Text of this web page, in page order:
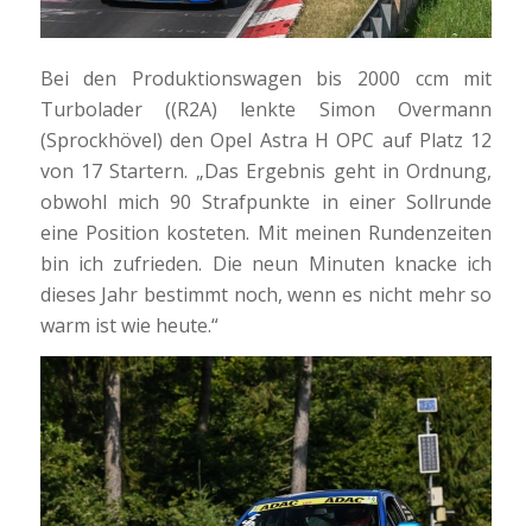
Bei den Produktionswagen bis 2000 ccm mit
Turbolader ((R2A) lenkte Simon Overmann
(Sprockhövel) den Opel Astra H OPC auf Platz 12
von 17 Startern. „Das Ergebnis geht in Ordnung,
obwohl mich 90 Strafpunkte in einer Sollrunde
eine Position kosteten. Mit meinen Rundenzeiten
bin ich zufrieden. Die neun Minuten knacke ich
dieses Jahr bestimmt noch, wenn es nicht mehr so
warm ist wie heute.“